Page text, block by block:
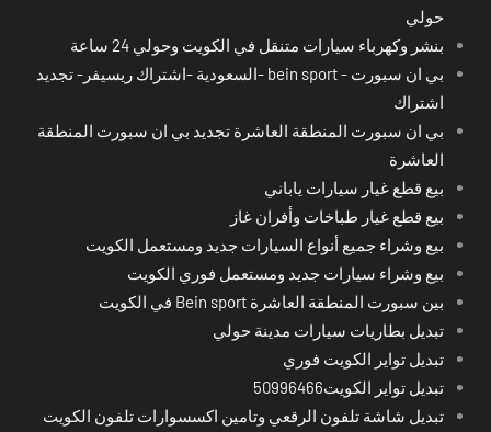
حولي
بنشر وكهرباء سيارات متنقل في الكويت وحولي 24 ساعة
بي ان سبورت - bein sport -السعودية -اشتراك ريسيفر- تجديد
اشتراك
بي ان سبورت المنطقة العاشرة تجديد بي ان سبورت المنطقة
العاشرة
بيع قطع غيار سيارات ياباني
بيع قطع غيار طباخات وأفران غاز
بيع وشراء جميع أنواع السيارات جديد ومستعمل الكويت
بيع وشراء سيارات جديد ومستعمل فوري الكويت
بين سبورت المنطقة العاشرة Bein sport في الكويت
تبديل بطاريات سيارات مدينة حولي
تبديل تواير الكويت فوري
تبديل تواير الكويت50996466
تبديل شاشة تلفون الرقعي وتامين اكسسوارات تلفون الكويت